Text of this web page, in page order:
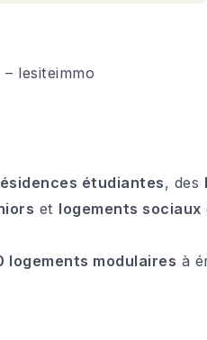
lesiteimmo
étudiantes, des
et logements sociaux
logements modulaires à